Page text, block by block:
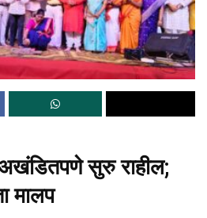
अखंडितपणे सुरु राहील;
मालप